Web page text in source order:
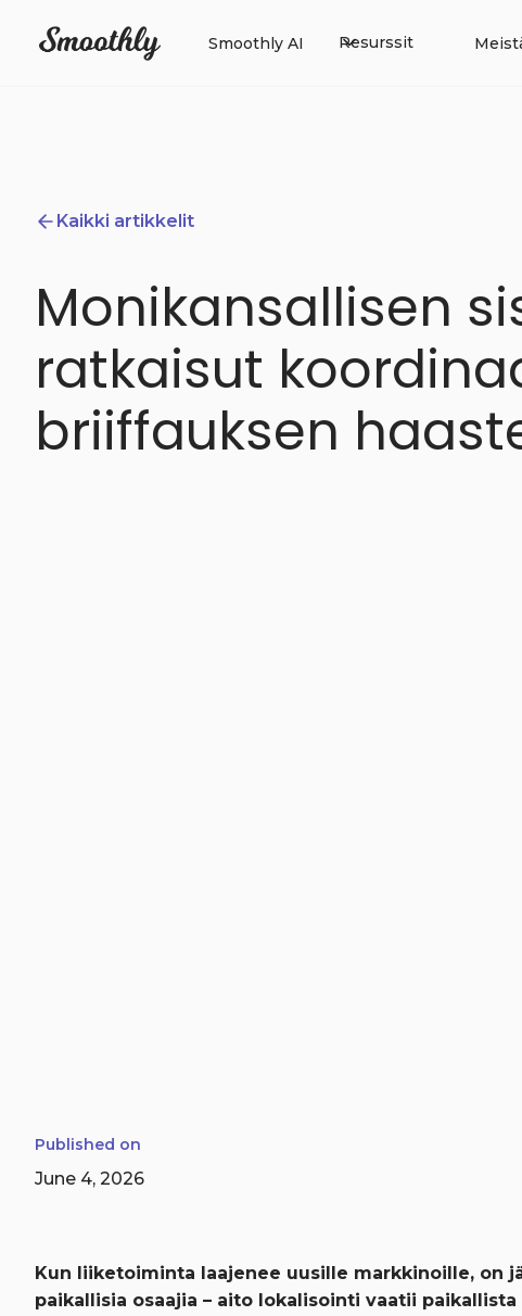
Smoothly AI Resurssit
Kaikki artikkelit
Monikansallisen
ratkaisut
briiffauksen
Published on
June 4, 2026
Kun liiketoiminta laajenee uusille markkinoille, on
paikallisia osaajia – aito lokalisointi vaatii